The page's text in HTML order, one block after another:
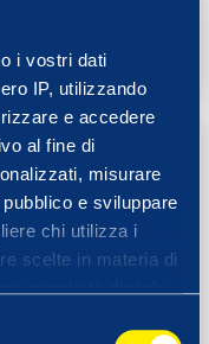
i vostri dati
IP, utilizzando
e accedere
al fine di
misurare
e sviluppare
chi utilizza i
scelte in materia di